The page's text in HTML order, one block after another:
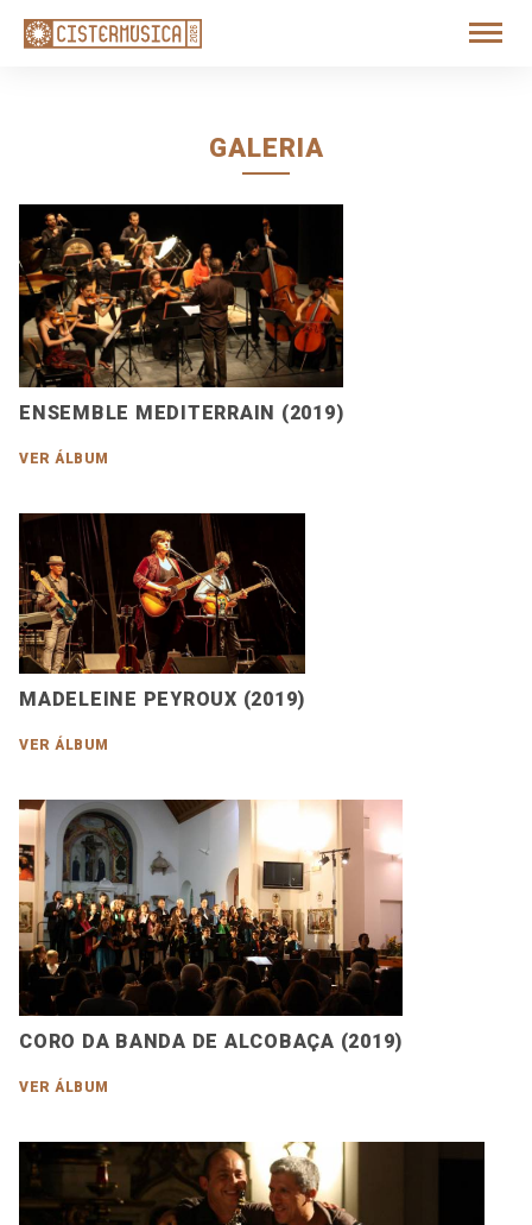
GALERIA
ENSEMBLE MEDITERRAIN (2019)
VER ÁLBUM
MADELEINE PEYROUX (2019)
VER ÁLBUM
CORO DA BANDA DE ALCOBAÇA (2019)
VER ÁLBUM